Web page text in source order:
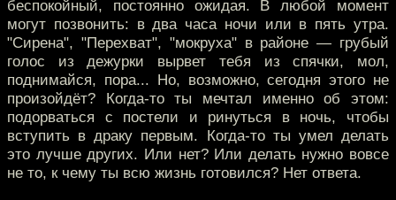
беспокойный, постоянно ожидая. В любой момент
могут позвонить: в два часа ночи или в пять утра.
"Сирена", "Перехват", "мокруха" в районе — грубый
голос из дежурки вырвет тебя из спячки, мол,
поднимайся, пора... Но, возможно, сегодня этого не
произойдёт? Когда-то ты мечтал именно об этом:
подорваться с постели и ринуться в ночь, чтобы
вступить в драку первым. Когда-то ты умел делать
это лучше других. Или нет? Или делать нужно вовсе
не то, к чему ты всю жизнь готовился? Нет ответа.